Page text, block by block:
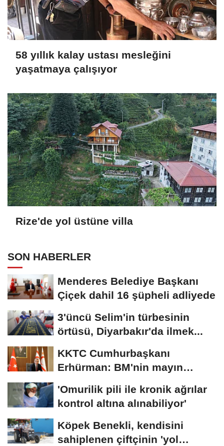
58 yıllık kalay ustası mesleğini
yaşatmaya çalışıyor
Rize'de yol üstüne villa
SON HABERLER
Menderes Belediye Başkanı
Çiçek dahil 16 şüpheli adliyede
3'üncü Selim'in türbesinin
örtüsü, Diyarbakır'da ilmek...
KKTC Cumhurbaşkanı
Erhürman: BM'nin mayın
'Omurilik pili ile kronik ağrılar
kontrol altına alınabiliyor'
Köpek Benekli, kendisini
sahiplenen çiftçinin 'yol